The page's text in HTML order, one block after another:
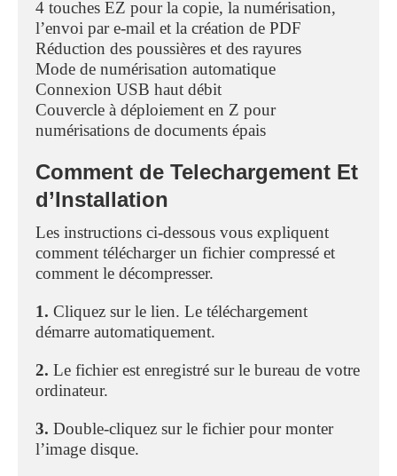
4 touches EZ pour la copie, la numérisation,
l’envoi par e-mail et la création de PDF
Réduction des poussières et des rayures
Mode de numérisation automatique
Connexion USB haut débit
Couvercle à déploiement en Z pour
numérisations de documents épais
Comment de Telechargement Et
d’Installation
Les instructions ci-dessous vous expliquent
comment télécharger un fichier compressé et
comment le décompresser.
1. Cliquez sur le lien. Le téléchargement
démarre automatiquement.
2. Le fichier est enregistré sur le bureau de votre
ordinateur.
3. Double-cliquez sur le fichier pour monter
l’image disque.